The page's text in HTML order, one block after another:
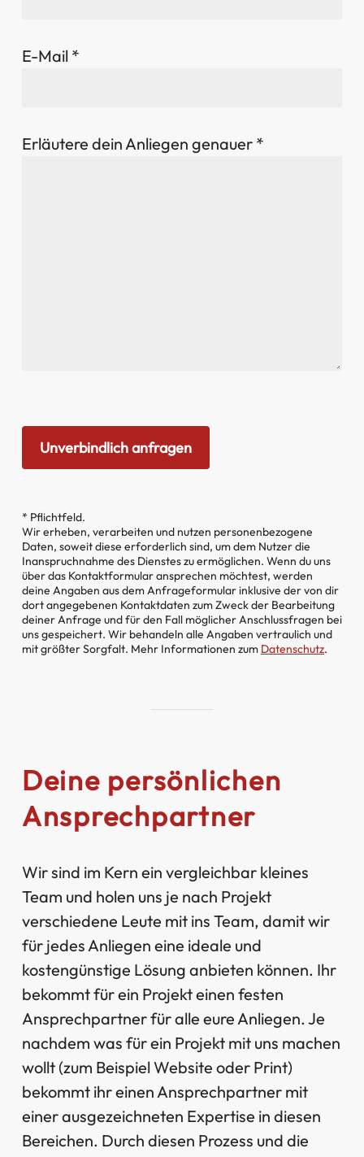
E-Mail *
Erläutere dein Anliegen genauer *
* Pflichtfeld.
Wir erheben, verarbeiten und nutzen personenbezogene
Daten, soweit diese erforderlich sind, um dem Nutzer die
Inanspruchnahme des Dienstes zu ermöglichen. Wenn du uns
über das Kontaktformular ansprechen möchtest, werden
deine Angaben aus dem Anfrageformular inklusive der von dir
dort angegebenen Kontaktdaten zum Zweck der Bearbeitung
deiner Anfrage und für den Fall möglicher Anschlussfragen bei
uns gespeichert. Wir behandeln alle Angaben vertraulich und
mit größter Sorgfalt. Mehr Informationen zum Datenschutz.
Deine persönlichen
Ansprechpartner
Wir sind im Kern ein vergleichbar kleines
Team und holen uns je nach Projekt
verschiedene Leute mit ins Team, damit wir
für jedes Anliegen eine ideale und
kostengünstige Lösung anbieten können. Ihr
bekommt für ein Projekt einen festen
Ansprechpartner für alle eure Anliegen. Je
nachdem was für ein Projekt mit uns machen
wollt (zum Beispiel Website oder Print)
bekommt ihr einen Ansprechpartner mit
einer ausgezeichneten Expertise in diesen
Bereichen. Durch diesen Prozess und die